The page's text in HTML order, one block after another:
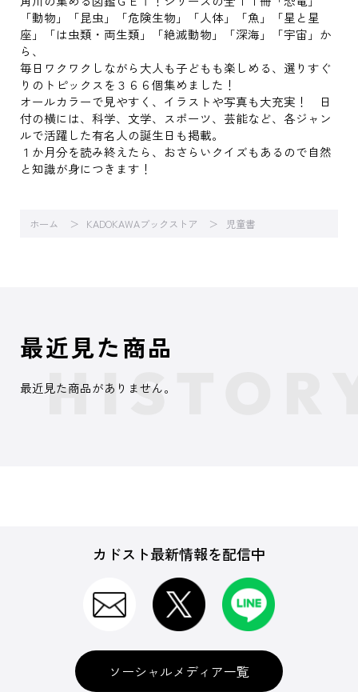
「動物」「昆虫」「危険生物」「人体」「魚」「星と星
座」「は虫類・両生類」「絶滅動物」「深海」「宇宙」か
ら、
毎日ワクワクしながら大人も子どもも楽しめる、選りすぐ
りのトピックスを３６６個集めました！
オールカラーで見やすく、イラストや写真も大充実！ 日
付の横には、科学、文学、スポーツ、芸能など、各ジャン
ルで活躍した有名人の誕生日も掲載。
１か月分を読み終えたら、おさらいクイズもあるので自然
と知識が身につきます！
ホーム KADOKAWAブックストア 児童書
最近見た商品
最近見た商品がありません。
カドスト最新情報を配信中
ソーシャルメディア一覧